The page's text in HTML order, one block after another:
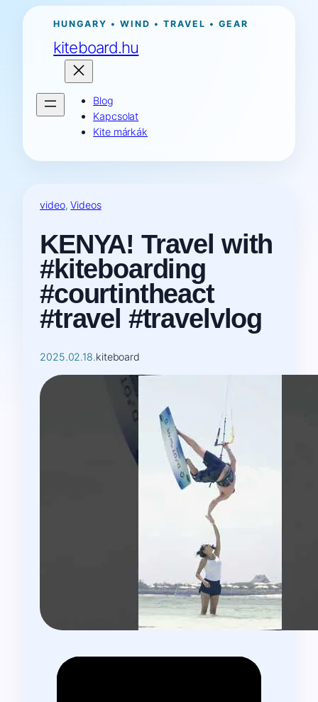
Ugrás
tartalomhoz
HUNGARY • WIND • TRAVEL • GEAR
kiteboard.hu
Blog
Kapcsolat
Kite márkák
video, Videos
KENYA! Travel with
#kiteboarding
#courtintheact
#travel #travelvlog
2025.02.18.kiteboard